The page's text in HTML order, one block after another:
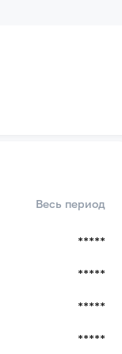
Весь период
*****
*****
*****
*****